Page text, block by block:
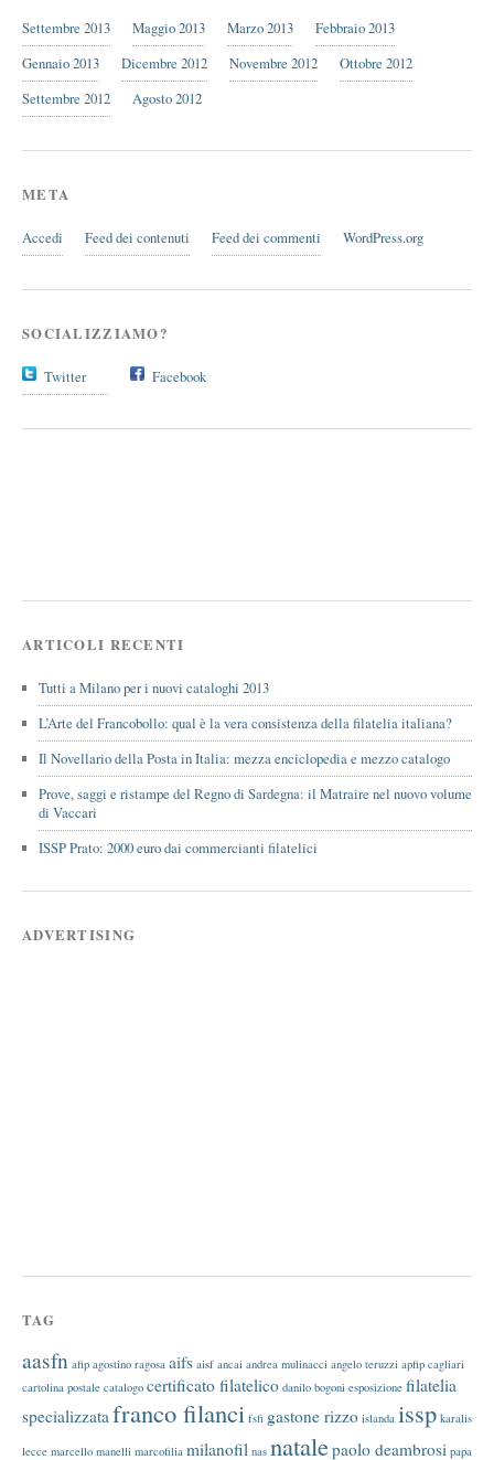
Settembre 2013 Maggio 2013 Marzo 2013
Febbraio 2013
Gennaio 2013
Dicembre 2012 Novembre 2012
Ottobre 2012
Settembre 2012
Agosto 2012
META
Accedi Feed dei contenuti Feed dei commenti WordPress.org
SOCIALIZZIAMO?
Twitter Facebook
ARTICOLI RECENTI
Tutti a Milano per i nuovi cataloghi 2013
L’Arte del Francobollo: qual è la vera consistenza della filatelia italiana?
Il Novellario della Posta in Italia: mezza enciclopedia e mezzo catalogo
Prove, saggi e ristampe del Regno di Sardegna: il Matraire nel nuovo volume
di Vaccari
ISSP Prato: 2000 euro dai commercianti filatelici
ADVERTISING
TAG
aasfn afip agostino ragosa aifs aisf ancai andrea mulinacci angelo teruzzi apfip cagliari
cartolina postale catalogo certificato filatelico danilo bogoni esposizione filatelia
specializzata franco filanci fsfi gastone rizzo islanda issp karalis
lecce marcello manelli marcofilia milanofil nas natalepaolo deambrosi papa